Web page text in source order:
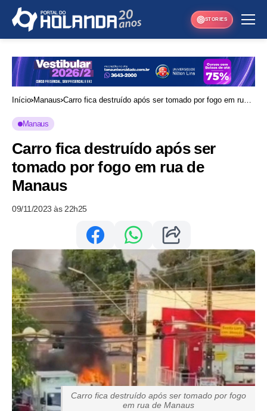
STORIES
Início Manaus Carro fica destruído após ser tomado por fogo em rua
Manaus
Carro fica destruído após ser
tomado por fogo em rua de
Manaus
09/11/2023 às 22h25
Carro fica destruído após ser tomado por fogo
em rua de Manaus